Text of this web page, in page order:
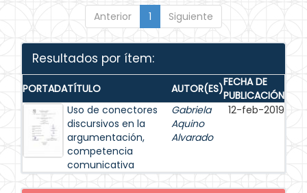
Anterior 1 Siguiente
Resultados por ítem:
PORTADATÍTULO AUTOR(ES)FECHA DE
PUBLICACIÓN
Uso de conectores
discursivos en la
argumentación,
competencia
comunicativa
Gabriela
Aquino
Alvarado
12-feb-2019